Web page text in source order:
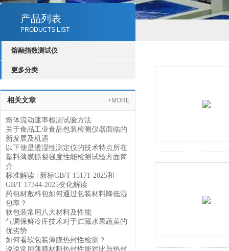
产品列表
PRODUCTS LIST
熔融指数测试仪
更多分类
相关文章 +MORE
熔体流动速率检测试验方法
关于食品工业食品包装检测仪器面临的
新发展及机遇
以下便是透湿性测定仪的技术特点所在
塑料薄膜撕裂强度性能检测试验方面简
介
标准解读 | 新标GB/T 15171-2025和
GB/T 17344-2025变化解读
药包材敷料包如何通过包装材料降低湿
包率？
软包装常用八大材料及性能
气调保鲜冷库技术对于贮藏水果蔬菜的
优劣势
如何看软包装薄膜热封性检测？
说说常用薄膜材料热封性能对比与热封